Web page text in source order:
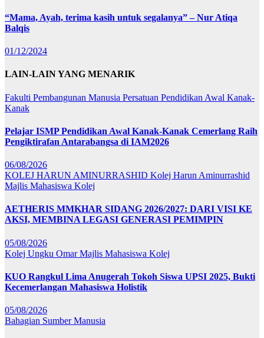
“Mama, Ayah, terima kasih untuk segalanya” – Nur Atiqa
Balqis
01/12/2024
LAIN-LAIN YANG MENARIK
Fakulti Pembangunan Manusia Persatuan Pendidikan Awal Kanak-
Kanak
Pelajar ISMP Pendidikan Awal Kanak-Kanak Cemerlang Raih
Pengiktirafan Antarabangsa di IAM2026
06/08/2026
KOLEJ HARUN AMINURRASHID Kolej Harun Aminurrashid
Majlis Mahasiswa Kolej
AETHERIS MMKHAR SIDANG 2026/2027: DARI VISI KE
AKSI, MEMBINA LEGASI GENERASI PEMIMPIN
05/08/2026
Kolej Ungku OmarMajlis Mahasiswa Kolej
KUO Rangkul Lima Anugerah Tokoh Siswa UPSI 2025, Bukti
Kecemerlangan Mahasiswa Holistik
05/08/2026
Bahagian Sumber Manusia